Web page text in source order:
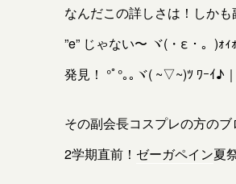
なんだこの詳しさは！しかも
”e” じゃない〜 ヾ(・ε・。)ｫｨ
発見！ °ﾟ°｡｡ヾ( ~▽~)ﾂ ﾜｰｲ♪｜
その副会長コスプレの方のブ
2学期直前！ ゼーガペイン夏